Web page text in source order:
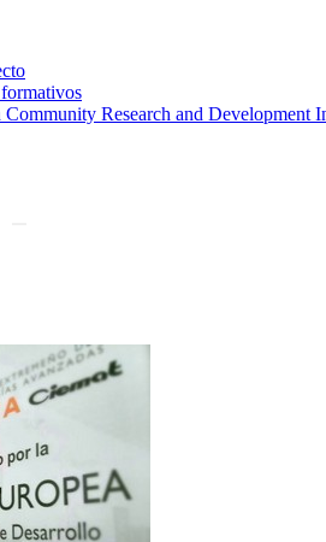
Research and Development